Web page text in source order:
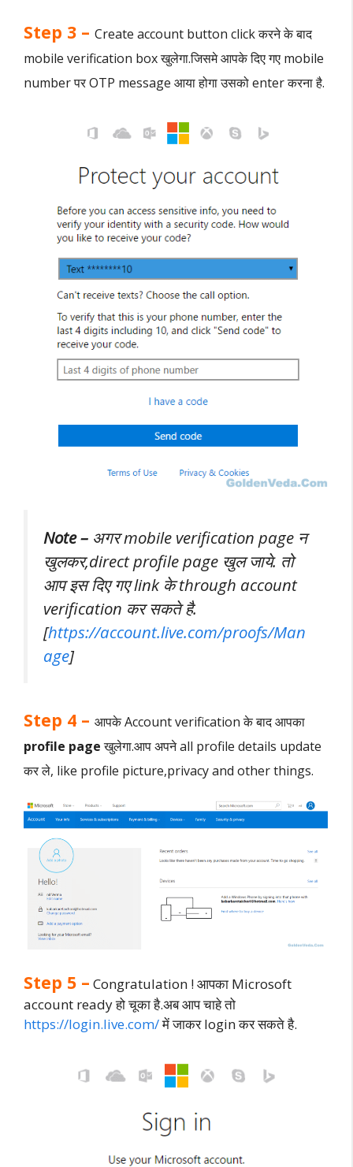
Step 3 – Create account button click करने के बाद
mobile verification box खुलेगा.जिसमे आपके दिए गए mobile
number पर OTP message आया होगा उसको enter करना है.
Note – अगर mobile verification page न
खुलकर,direct profile page खुल जाये. तो
आप इस दिए गए link के through account
verification कर सकते है.
[https://account.live.com/proofs/Man
age]
Step 4 – आपके Account verification के बाद आपका
profile pageखुलेगा.आप अपने all profile details update
कर ले, like profile picture,privacy and other things.
Step 5 – Congratulation ! आपका Microsoft
account ready हो चूका है.अब आप चाहे तो
https://login.live.com/में जाकर login कर सकते है.